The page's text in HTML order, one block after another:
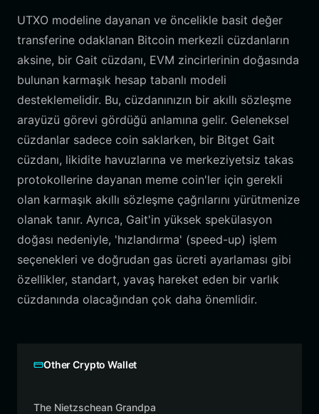
UTXO modeline dayanan ve öncelikle basit değer
transferine odaklanan Bitcoin merkezli cüzdanların
aksine, bir Gait cüzdanı, EVM zincirlerinin doğasında
bulunan karmaşık hesap tabanlı modeli
desteklemelidir. Bu, cüzdanınızın bir akıllı sözleşme
arayüzü görevi gördüğü anlamına gelir. Geleneksel
cüzdanlar sadece coin saklarken, bir Bitget Gait
cüzdanı, likidite havuzlarına ve merkeziyetsiz takas
protokollerine dayanan meme coin'ler için gerekli
olan karmaşık akıllı sözleşme çağrılarını yürütmenize
olanak tanır. Ayrıca, Gait'in yüksek spekülasyon
doğası nedeniyle, 'hızlandırma' (speed-up) işlem
seçenekleri ve doğrudan gas ücreti ayarlaması gibi
özellikler, standart, yavaş hareket eden bir varlık
cüzdanında olacağından çok daha önemlidir.
Other Crypto Wallet
The Nietzschean Grandpa